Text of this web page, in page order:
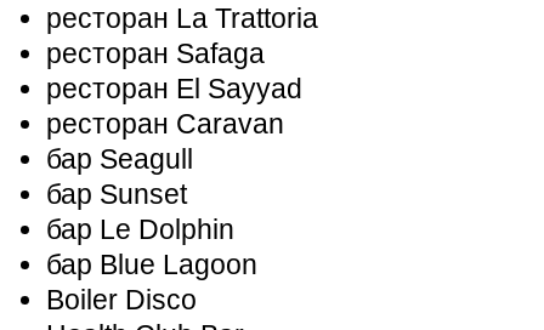
ресторан La Trattoria
ресторан Safaga
ресторан El Sayyad
ресторан Caravan
бар Seagull
бар Sunset
бар Le Dolphin
бар Blue Lagoon
Boiler Disco